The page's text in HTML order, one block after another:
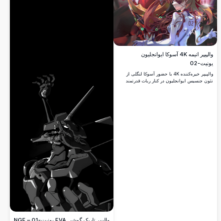
والپیپر انیمه 4K آسوکا ایوانجلیون
یونیت-02
والپیپر خیره‌کننده 4K با حضور آسوکا لنگلی از
نئون جنسیس ایوانجلیون در کنار ربات قدرتمند